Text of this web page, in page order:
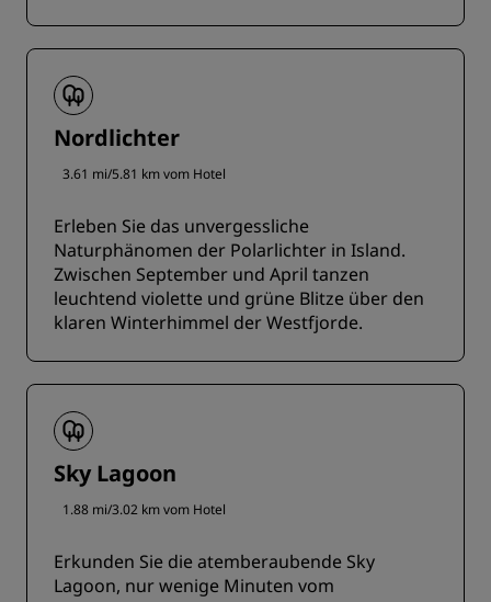
Nordlichter
3.61 mi/5.81 km vom Hotel
Erleben Sie das unvergessliche
Naturphänomen der Polarlichter in Island.
Zwischen September und April tanzen
leuchtend violette und grüne Blitze über den
klaren Winterhimmel der Westfjorde.
Sky Lagoon
1.88 mi/3.02 km vom Hotel
Erkunden Sie die atemberaubende Sky
Lagoon, nur wenige Minuten vom